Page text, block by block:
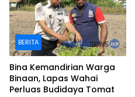
BERITA
Bina Kemandirian Warga
Binaan, Lapas Wahai
Perluas Budidaya Tomat